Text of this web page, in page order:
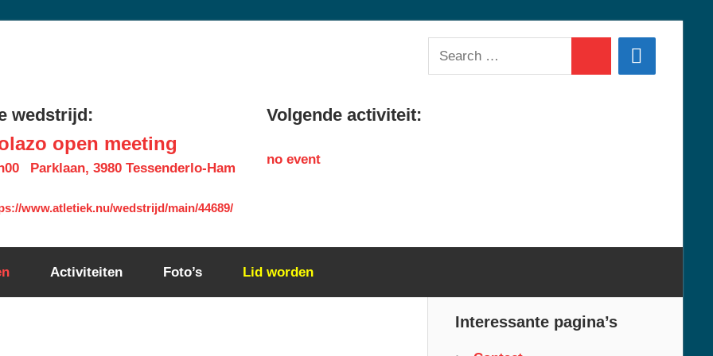
Search
for:
wedstrijd:
open meeting
Parklaan, 3980 Tessenderlo-Ham
www.atletiek.nu/wedstrijd/main/44689/
Volgende activiteit:
no event
Activiteiten Foto’s Lid worden
Interessante pagina’s